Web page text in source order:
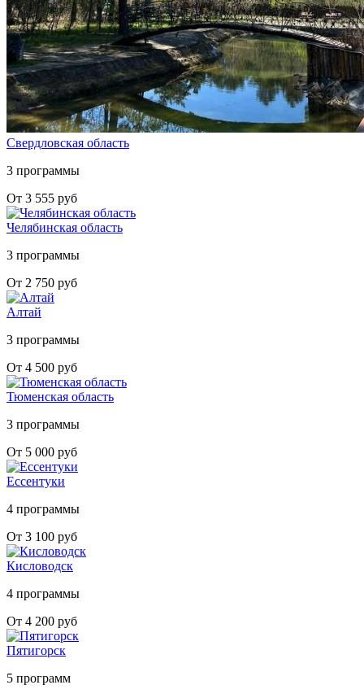
Свердловская область
3 программы
От 3 555 руб
Челябинская область
3 программы
От 2 750 руб
Алтай
3 программы
От 4 500 руб
Тюменская область
3 программы
От 5 000 руб
Ессентуки
4 программы
От 3 100 руб
Кисловодск
4 программы
От 4 200 руб
Пятигорск
5 программ